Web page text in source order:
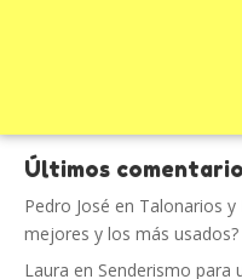
Últimos
Pedro José en Talonarios y
mejores y los más usados?
Laura en Senderismo para